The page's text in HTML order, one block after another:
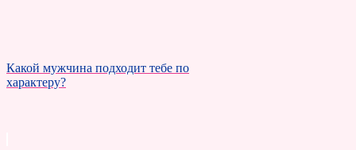
Какой мужчина подходит тебе по
характеру?